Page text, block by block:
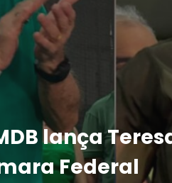
lança
Federal